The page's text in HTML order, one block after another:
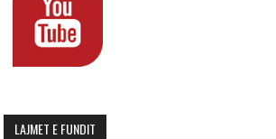
LAJMET E FUNDIT